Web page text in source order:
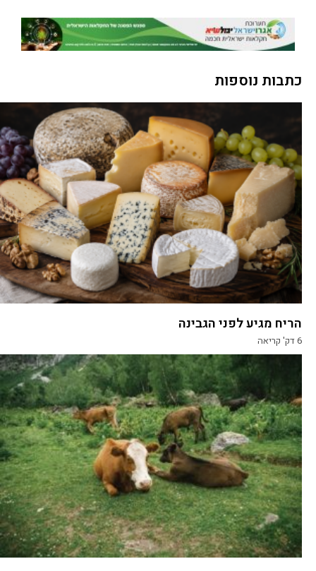
כתבות נוספות
הריח מגיע לפני הגבינה
6דק' קריאה